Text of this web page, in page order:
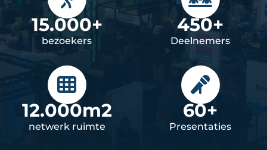
15.000+
bezoekers
450+
Deelnemers
12.000m2
netwerk ruimte
60+
Presentaties